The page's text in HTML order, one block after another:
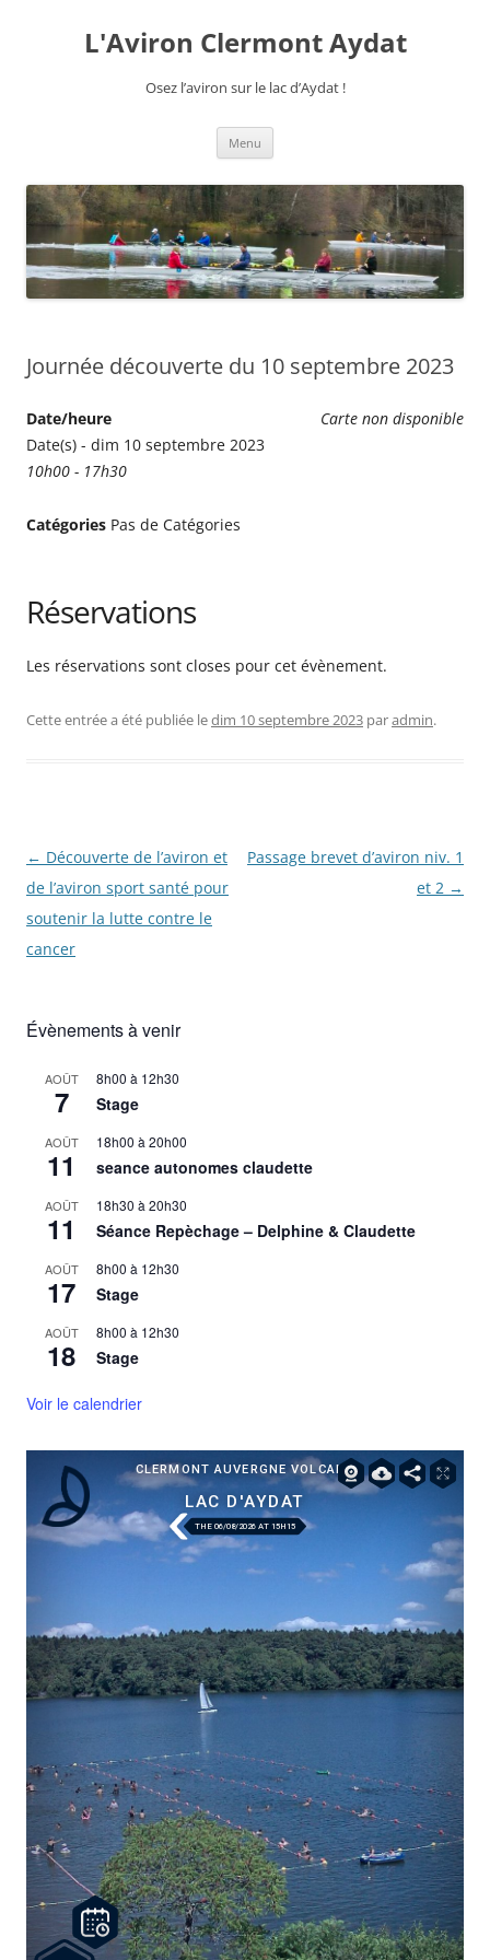
L'Aviron Clermont Aydat
Osez l’aviron sur le lac d’Aydat !
Menu
Journée découverte du 10 septembre 2023
Carte non disponible
Date/heure
Date(s) - dim 10 septembre 2023
10h00 - 17h30
Catégories Pas de Catégories
Réservations
Les réservations sont closes pour cet évènement.
Cette entrée a été publiée ledim 10 septembre 2023 paradmin.
Navigation
des
articles
← Découverte de l’aviron et
de l’aviron sport santé pour
soutenir la lutte contre le
cancer
Passage brevet d’aviron niv. 1
et 2 →
Évènements à venir
AOÛT
7
8h00 à 12h30
Stage
AOÛT
11
18h00 à20h00
seance autonomes claudette
AOÛT
11
18h30 à20h30
Séance Repèchage – Delphine & Claudette
AOÛT
17
8h00 à 12h30
Stage
AOÛT
18
8h00 à 12h30
Stage
Voir le calendrier